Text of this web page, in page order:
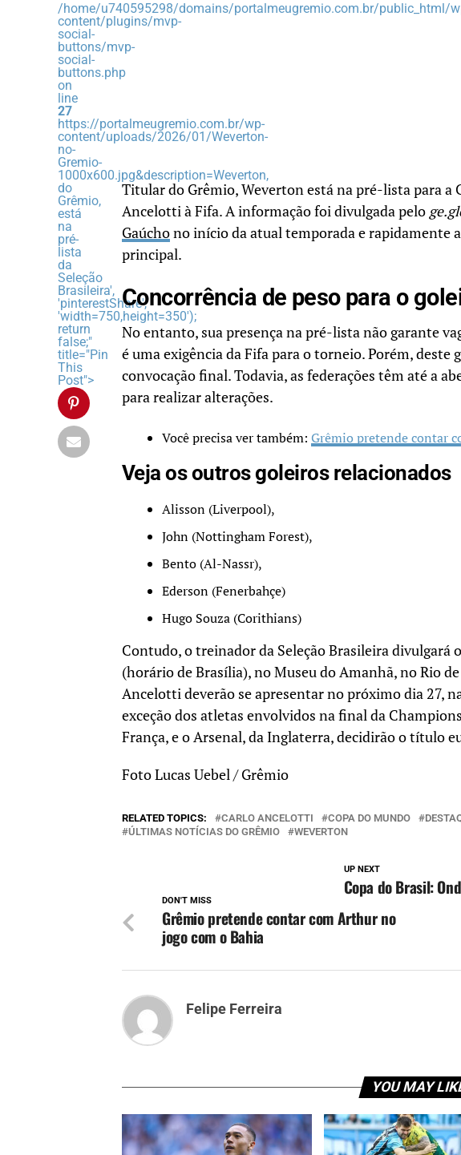
/home/u740595298/domains/portalmeugremio.com.br/public_html/
content/plugins/mvp-
social-
buttons/mvp-
social-
buttons.php
on
line
27
https://portalmeugremio.com.br/wp-
content/uploads/2026/01/Weverton-
no-
Gremio-
1000x600.jpg&description=Weverton,
do
Grêmio,
está
na
pré-
lista
da
Seleção
Brasileira',
'pinterestShare',
'width=750,height=350');
return
false;"
title="Pin
This
Post">
Titular do Grêmio, Weverton está na pré-lista para a
Ancelotti à Fifa. A informação foi divulgada pelo
Gaúchono início da atual temporada e rapidamente
principal.
Concorrência de peso para o
No entanto, sua presença na pré-lista não garante
é uma exigência da Fifa para o torneio. Porém, deste
convocação final. Todavia, as federações têm até a
para realizar alterações.
Você precisa ver também: Grêmio pretende contar
Veja os outros goleiros relacionados
Alisson (Liverpool),
John (Nottingham Forest),
Bento (Al-Nassr),
Ederson (Fenerbahçe)
Hugo Souza (Corithians)
Contudo, o treinador da Seleção Brasileira divulgará
(horário de Brasília), no Museu do Amanhã, no Rio
Ancelotti deverão se apresentar no próximo dia 27,
exceção dos atletas envolvidos na final da
França, e o Arsenal, da Inglaterra, decidirão o título
Foto Lucas Uebel / Grêmio
RELATED TOPICS: CARLO ANCELOTTI COPA DO MUNDO
ÚLTIMAS NOTÍCIAS DO GRÊMIO
WEVERTON
UP NEXT
Copa do Brasil:
DON'T MISS
Grêmio pretende contar com Arthur no
jogo com o Bahia
Felipe Ferreira
YOU MAY